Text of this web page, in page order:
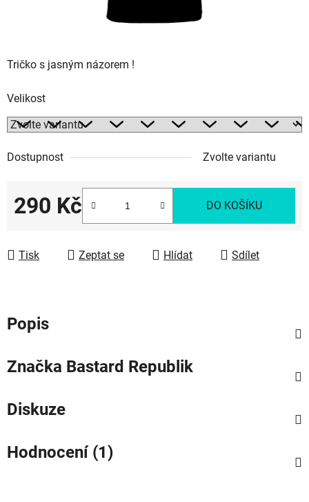
Tričko s jasným názorem !
Velikost
Dostupnost Zvolte variantu
290 Kč DO KOŠÍKU
Tisk Zeptat se Hlídat Sdílet
Popis
Značka Bastard Republik
Diskuze
Hodnocení (1)